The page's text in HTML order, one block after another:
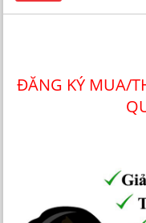
ĐĂNG KÝ MUA/